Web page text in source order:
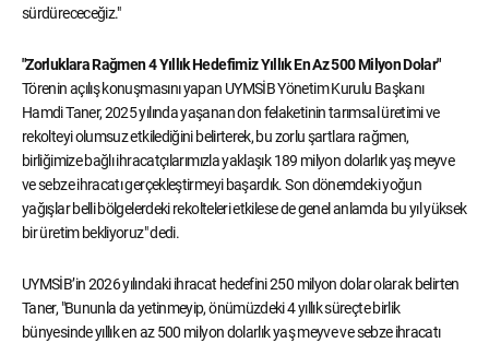
sürdürececeğiz."
"Zorluklara Rağmen 4 Yıllık Hedefimiz Yıllık En Az 500 Milyon Dolar"
Törenin açılış konuşmasını yapan UYMSİB Yönetim Kurulu Başkanı
Hamdi Taner, 2025 yılında yaşanan don felaketinin tarımsal üretimi ve
rekolteyi olumsuz etkilediğini belirterek, bu zorlu şartlara rağmen,
birliğimize bağlı ihracatçılarımızla yaklaşık 189 milyon dolarlık yaş meyve
ve sebze ihracatı gerçekleştirmeyi başardık. Son dönemdeki yoğun
yağışlar belli bölgelerdeki rekolteleri etkilese de genel anlamda bu yıl yüksek
bir üretim bekliyoruz" dedi.
UYMSİB’in 2026 yılındaki ihracat hedefini 250 milyon dolar olarak belirten
Taner, "Bununla da yetinmeyip, önümüzdeki 4 yıllık süreçte birlik
bünyesinde yıllık en az 500 milyon dolarlık yaş meyve ve sebze ihracatı